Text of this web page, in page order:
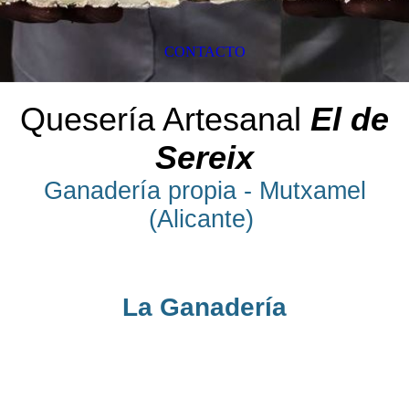
Quesería Artesanal El de
Sereix
Ganadería propia - Mutxamel
(Alicante)
La Ganadería
CONTACTO